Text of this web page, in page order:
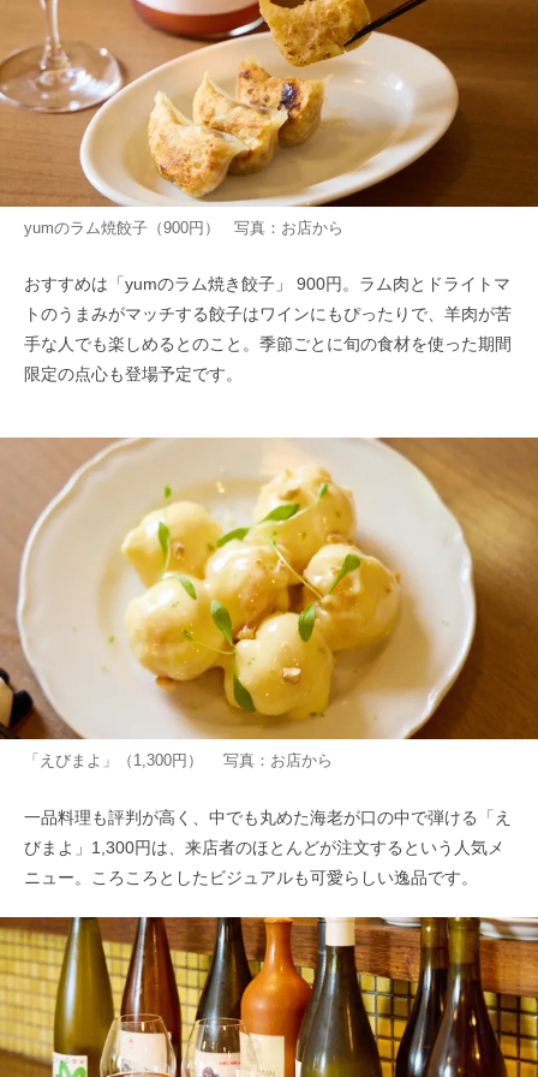
yumのラム焼餃子（900円） 写真：お店から
おすすめは「yumのラム焼き餃子」 900円。ラム肉とドライトマ
トのうまみがマッチする餃子はワインにもぴったりで、羊肉が苦
手な人でも楽しめるとのこと。季節ごとに旬の食材を使った期間
限定の点心も登場予定です。
「えびまよ」（1,300円） 写真：お店から
一品料理も評判が高く、中でも丸めた海老が口の中で弾ける「え
びまよ」1,300円は、来店者のほとんどが注文するという人気メ
ニュー。ころころとしたビジュアルも可愛らしい逸品です。